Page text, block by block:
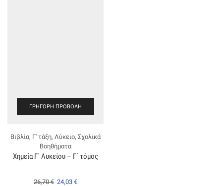
ΓΡΉΓΟΡΗ ΠΡΟΒΟΛΉ
Βιβλία, Γ' τάξη, Λύκειο, Σχολικά
Βοηθήματα
Χημεία Γ΄ Λυκείου – Γ΄ τόμος
26,70€ 24,03 €